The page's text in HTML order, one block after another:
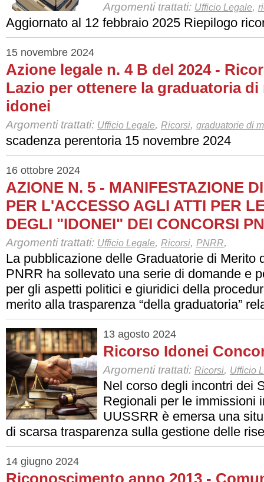
Argomenti trattati: Ufficio Legale,
Aggiornato al 12 febbraio 2025 Riepilogo
15 novembre 2024
Azione legale n. 4 B del 2024 -
Lazio per ottenere la graduatoria
idonei
Argomenti trattati: Ufficio Legale, Ricorsi, graduatorie di
scadenza perentoria 15 novembre 2024
16 ottobre 2024
AZIONE N. 5 - MANIFESTAZIONE
PER L'ACCESSO AGLI ATTI PER
DEGLI "IDONEI" DEI CONCORSI
Argomenti trattati: Ufficio Legale, Ricorsi, PNRR,
La pubblicazione delle Graduatorie di Merito
PNRR ha sollevato una serie di domande e
per gli aspetti politici e giuridici della
merito alla trasparenza “della graduatoria”
13 agosto 2024
Ricorso Idonei
Argomenti trattati: Ricorsi, Ufficio
Nel corso degli incontri dei
Regionali per le immissioni
UUSSRR è emersa una
di scarsa trasparenza sulla gestione delle
14 giugno 2024
Riconoscimento anno 2013 -